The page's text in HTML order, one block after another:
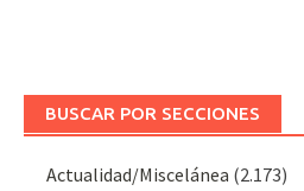
BUSCAR POR SECCIONES
Actualidad/Miscelánea (2.173)